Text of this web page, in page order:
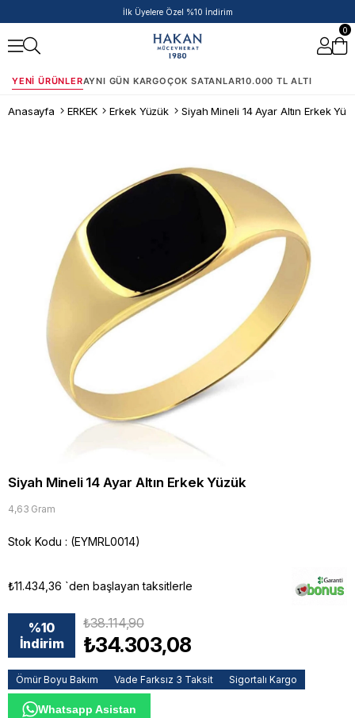
50.000 TL ve Üzeri Siparişlere Ek %5 İndirim Fırsatı!
0
YENI ÜRÜNLERAYNI GÜN KARGOÇOK SATANLAR10.000 TL ALTI
Anasayfa ERKEK Erkek Yüzük Siyah Mineli 14 Ayar Altın Erkek
Siyah Mineli 14 Ayar Altın Erkek Yüzük
4,63 Gram
Stok Kodu (EYMRL0014)
₺11.434,36 `den başlayan taksitlerle
%10
İndirim
₺38.114,90
₺34.303,08
Ömür Boyu Bakım Vade Farksız 3 Taksit Sigortalı Kargo
Whatsapp Asistan